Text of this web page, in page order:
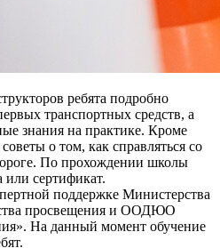
ребята подробно
транспортных средств, а
знания на практике. Кроме
о том, как справляться со
По прохождении школы
или сертификат.
поддержке Министерства
просвещения и ООДЮО
На данный момент обучение